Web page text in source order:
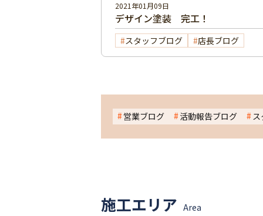
2021年01月09日
デザイン塗装 完工！
スタッフブログ 店長ブログ
営業ブログ 活動報告ブログ
施工エリア Area